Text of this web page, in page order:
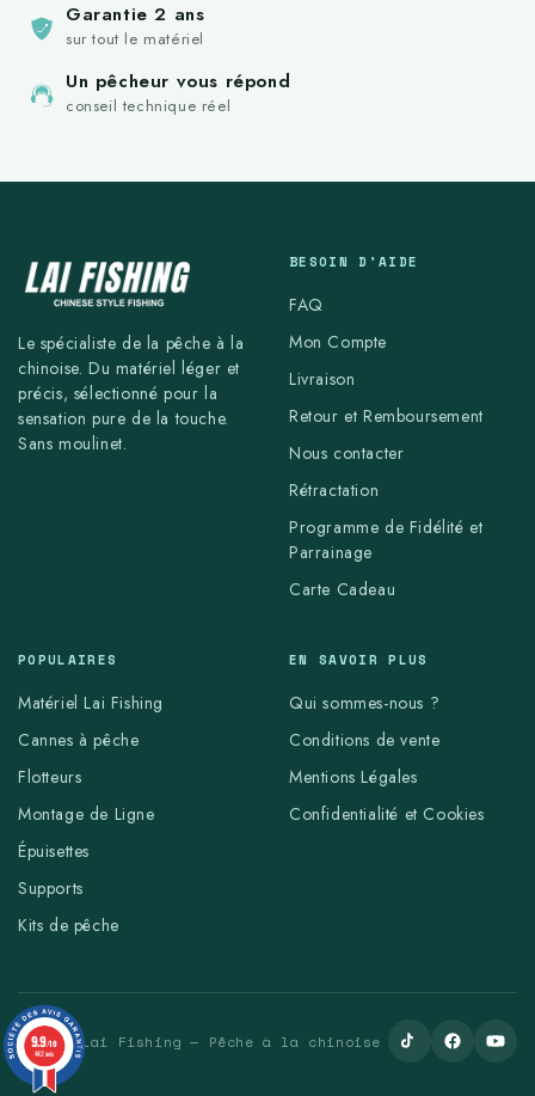
Garantie 2 ans
sur tout le matériel
Un pêcheur vous répond
conseil technique réel
Le spécialiste de la pêche à la
chinoise. Du matériel léger et
précis, sélectionné pour la
sensation pure de la touche.
Sans moulinet.
BESOIN D'AIDE
FAQ
Mon Compte
Livraison
Retour et Remboursement
Nous contacter
Rétractation
Programme de Fidélité et
Parrainage
Carte Cadeau
POPULAIRES
Matériel Lai Fishing
Cannes à pêche
Flotteurs
Montage de Ligne
Épuisettes
Supports
Kits de pêche
EN SAVOIR PLUS
Qui sommes-nous ?
Conditions de vente
Mentions Légales
Confidentialité et Cookies
© 2026 Lai Fishing — Pêche à la chinoise
9.9/10
442 avis